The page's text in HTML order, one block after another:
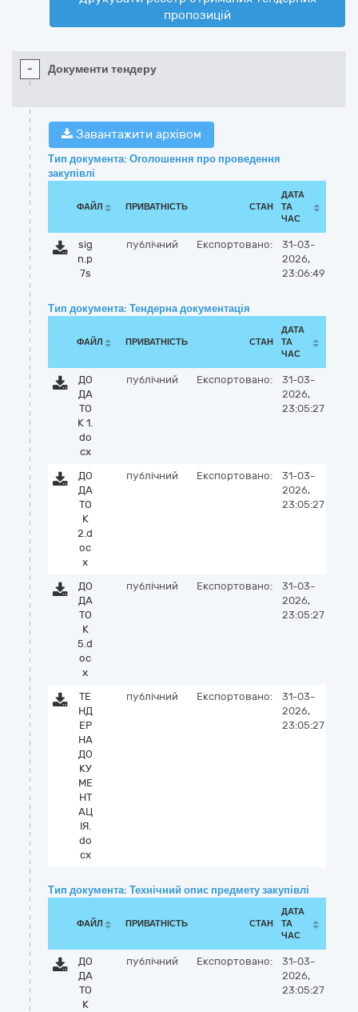
пропозицій
- Документи тендеру
Завантажити архівом
Тип документа: Оголошення про проведення
закупівлі
ФАЙЛ ПРИВАТНІСТЬ СТАН
ДАТА
ТА
ЧАС
sig
n.p
7s
публічний Експортовано:
31-03-
2026,
23:06:49
Тип документа: Тендерна документація
ФАЙЛ ПРИВАТНІСТЬ СТАН
ДАТА
ТА
ЧАС
ДО
ДА
ТО
К 1.
do
cx
публічний Експортовано:
31-03-
2026,
23:05:27
ДО
ДА
ТО
К
2.d
oc
x
публічний Експортовано:
31-03-
2026,
23:05:27
ДО
ДА
ТО
К
5.d
oc
x
публічний Експортовано:
31-03-
2026,
23:05:27
ТЕ
НД
ЕР
НА
ДО
КУ
МЕ
НТ
АЦ
ІЯ.
do
cx
публічний Експортовано:
31-03-
2026,
23:05:27
Тип документа: Технічний опис предмету закупівлі
ФАЙЛ ПРИВАТНІСТЬ СТАН
ДАТА
ТА
ЧАС
ДО
ДА
ТО
К
публічний Експортовано:
31-03-
2026,
23:05:27